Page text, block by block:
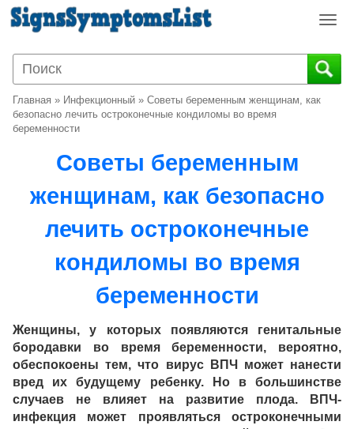
T
g
g
Главная » Инфекционный » Советы беременным женщинам, как
безопасно лечить остроконечные кондиломы во время
беременности
Советы беременным
женщинам, как безопасно
лечить остроконечные
кондиломы во время
беременности
Женщины, у которых появляются генитальные
бородавки во время беременности, вероятно,
обеспокоены тем, что вирус ВПЧ может нанести
вред их будущему ребенку. Но в большинстве
случаев не влияет на развитие плода. ВПЧ-
инфекция может проявляться остроконечными